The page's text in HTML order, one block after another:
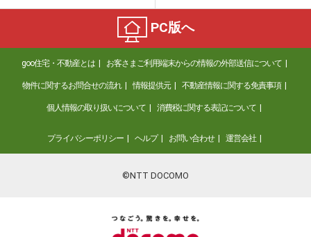
PC版へ
goo住宅・不動産とは お客さまご利用端末からの情報の外部送信について
物件に関するお問合せの流れ 情報提供元 不動産情報に関する免責事項
個人情報の取り扱いについて 消費税に関する表記について
プライバシーポリシー ヘルプ お問い合わせ 運営会社
©NTT DOCOMO